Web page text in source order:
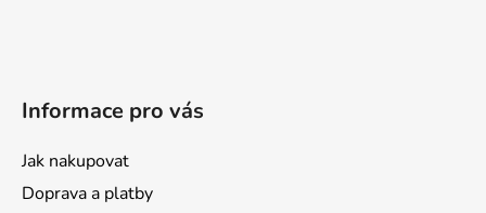
Informace pro vás
Jak nakupovat
Doprava a platby